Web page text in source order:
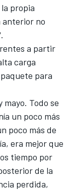
propia
anterior no
a partir
carga
para
mayo. Todo se
un poco más
poco más de
era mejor que
tiempo por
de la
perdida,